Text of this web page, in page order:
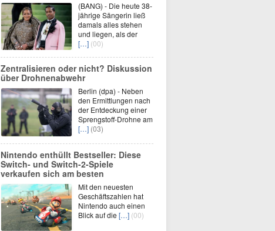
(BANG) - Die heute 38-
jährige Sängerin ließ
damals alles stehen
und liegen, als der
[…] (00)
Zentralisieren oder nicht? Diskussion
über Drohnenabwehr
Berlin (dpa) - Neben
den Ermittlungen nach
der Entdeckung einer
Sprengstoff-Drohne am
[…] (03)
Nintendo enthüllt Bestseller: Diese
Switch- und Switch-2-Spiele
verkaufen sich am besten
Mit den neuesten
Geschäftszahlen hat
Nintendo auch einen
Blick auf die […] (00)